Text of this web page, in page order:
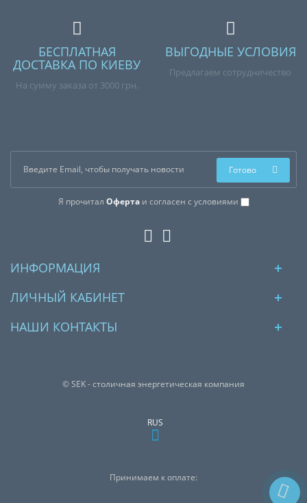
БЕСПЛАТНАЯ
ДОСТАВКА ПО КИЕВУ
На сумму заказа от 3000 грн.
ВЫГОДНЫЕ УСЛОВИЯ
Предлагаем сотрудничество
Я прочитал Офертаи согласен с условиями
Готово
ИНФОРМАЦИЯ
ЛИЧНЫЙ КАБИНЕТ
НАШИ КОНТАКТЫ
© SEK - столичная энергетическая компания
RUS
Принимаем к оплате: